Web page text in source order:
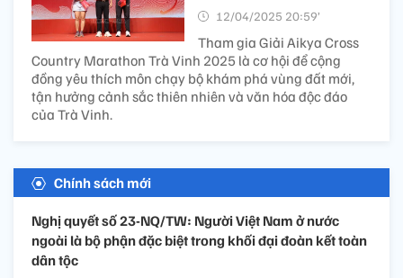
12/04/2025 20:59’
Tham gia Giải Aikya Cross
Country Marathon Trà Vinh 2025 là cơ hội để cộng
đồng yêu thích môn chạy bộ khám phá vùng đất mới,
tận hưởng cảnh sắc thiên nhiên và văn hóa độc đáo
của Trà Vinh.
Chính sách mới
Nghị quyết số 23-NQ/TW: Người Việt Nam ở nước
ngoài là bộ phận đặc biệt trong khối đại đoàn kết toàn
dân tộc